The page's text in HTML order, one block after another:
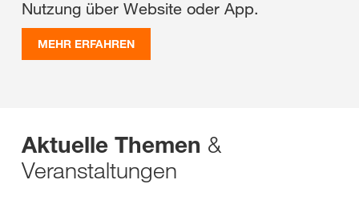
Nutzung über Website oder App.
MEHR ERFAHREN
Aktuelle Themen &
Veranstaltungen